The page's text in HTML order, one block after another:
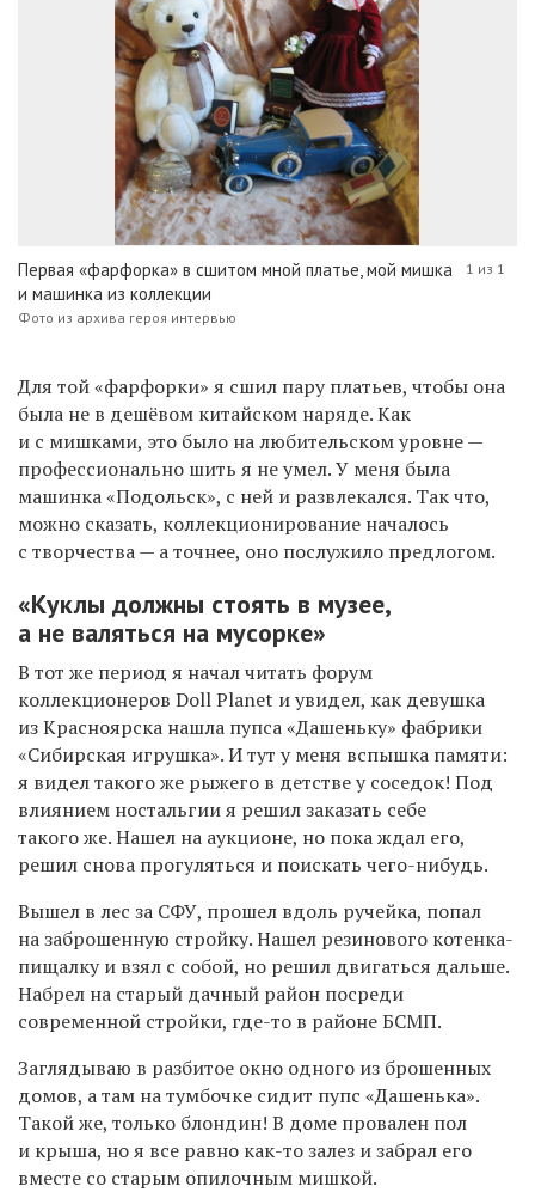
Первая «фарфорка» в сшитом мной платье, мой мишка
и машинка из коллекции
Фото из архива героя интервью
1 из 1
Для той «фарфорки» я сшил пару платьев, чтобы она
была не в дешёвом китайском наряде. Как
и с мишками, это было на любительском уровне —
профессионально шить я не умел. У меня была
машинка «Подольск», с ней и развлекался. Так что,
можно сказать, коллекционирование началось
с творчества — а точнее, оно послужило предлогом.
«Куклы должны стоять в музее,
а не валяться на мусорке»
В тот же период я начал читать форум
коллекционеров Doll Planet и увидел, как девушка
из Красноярска нашла пупса «Дашеньку» фабрики
«Сибирская игрушка». И тут у меня вспышка памяти:
я видел такого же рыжего в детстве у соседок! Под
влиянием ностальгии я решил заказать себе
такого же. Нашел на аукционе, но пока ждал его,
решил снова прогуляться и поискать чего-нибудь.
Вышел в лес за СФУ, прошел вдоль ручейка, попал
на заброшенную стройку. Нашел резинового котенка-
пищалку и взял с собой, но решил двигаться дальше.
Набрел на старый дачный район посреди
современной стройки, где-то в районе БСМП.
Заглядываю в разбитое окно одного из брошенных
домов, а там на тумбочке сидит пупс «Дашенька».
Такой же, только блондин! В доме провален пол
и крыша, но я все равно как-то залез и забрал его
вместе со старым опилочным мишкой.